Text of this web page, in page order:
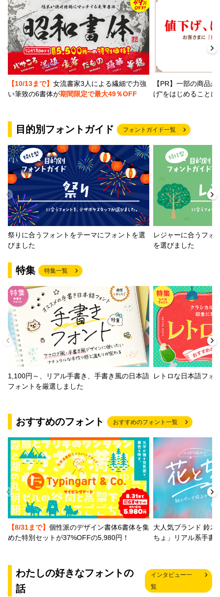
【10/13まで】 女流書家3人による繊細で力強
い筆致の6書体が期間限定で最大49％OFF
【PR】一部の商品
げ"をはじめること
目的別フォントガイド フォントガイド一覧
祭りに合うフォントをテーマにフォントを選
びました
レジャーに合うフォ
を選びました
特集 特集一覧
1,100円～、リアル手書き、手書き風の日本語
フォントを厳選しました
レトロな日本語フォ
おすすめのフォント おすすめのフォント一覧
【8/31まで】 個性派のデザイン書体6書体を集
めた特別セットが37%OFFの5,980円！
大人気ブランド 鈴木
ちょ」リアル系手書
わたしの好きなフォントの
話
インタビュー一
覧